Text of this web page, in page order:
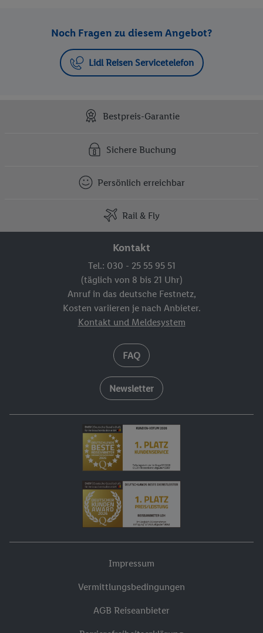
Noch Fragen zu diesem Angebot?
Lidl Reisen Servicetelefon
Bestpreis-Garantie
Sichere Buchung
Persönlich erreichbar
Rail & Fly
Kontakt
Tel.: 030 - 25 55 95 51
(täglich von 8 bis 21 Uhr)
Anruf in das deutsche Festnetz,
Kosten variieren je nach Anbieter.
Kontakt und Meldesystem
FAQ
Newsletter
Impressum
Vermittlungsbedingungen
AGB Reiseanbieter